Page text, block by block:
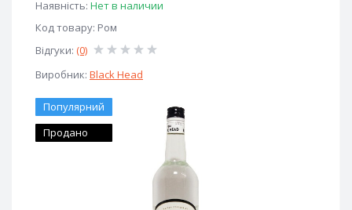
Наявність: Нет в наличии
Код товару: Ром
Відгуки: (0)
Виробник: Black Head
Популярний
Продано